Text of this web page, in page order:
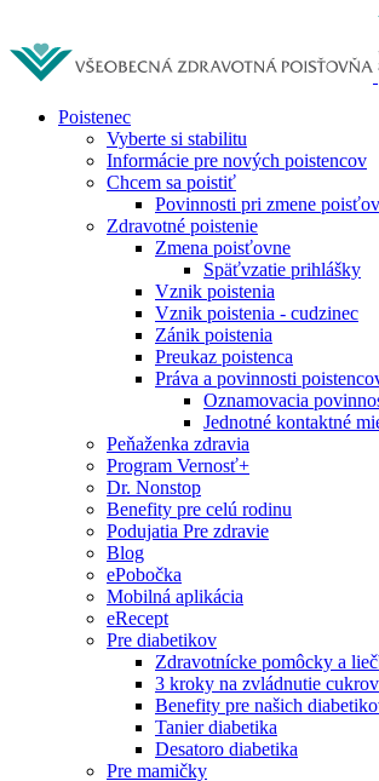
Poistenec
Vyberte si stabilitu
Informácie pre nových poistencov
Chcem sa poistiť
Povinnosti pri zmene
Zdravotné poistenie
Zmena poisťovne
Späťvzatie prihlášky
Vznik poistenia
Vznik poistenia - cudzinec
Zánik poistenia
Preukaz poistenca
Práva a povinnosti
Oznamovacia
Jednotné kontaktné
Peňaženka zdravia
Program Vernosť+
Dr. Nonstop
Benefity pre celú rodinu
Podujatia Pre zdravie
Blog
ePobočka
Mobilná aplikácia
eRecept
Pre diabetikov
Zdravotnícke pomôcky a
3 kroky na zvládnutie
Benefity pre našich
Tanier diabetika
Desatoro diabetika
Pre mamičky